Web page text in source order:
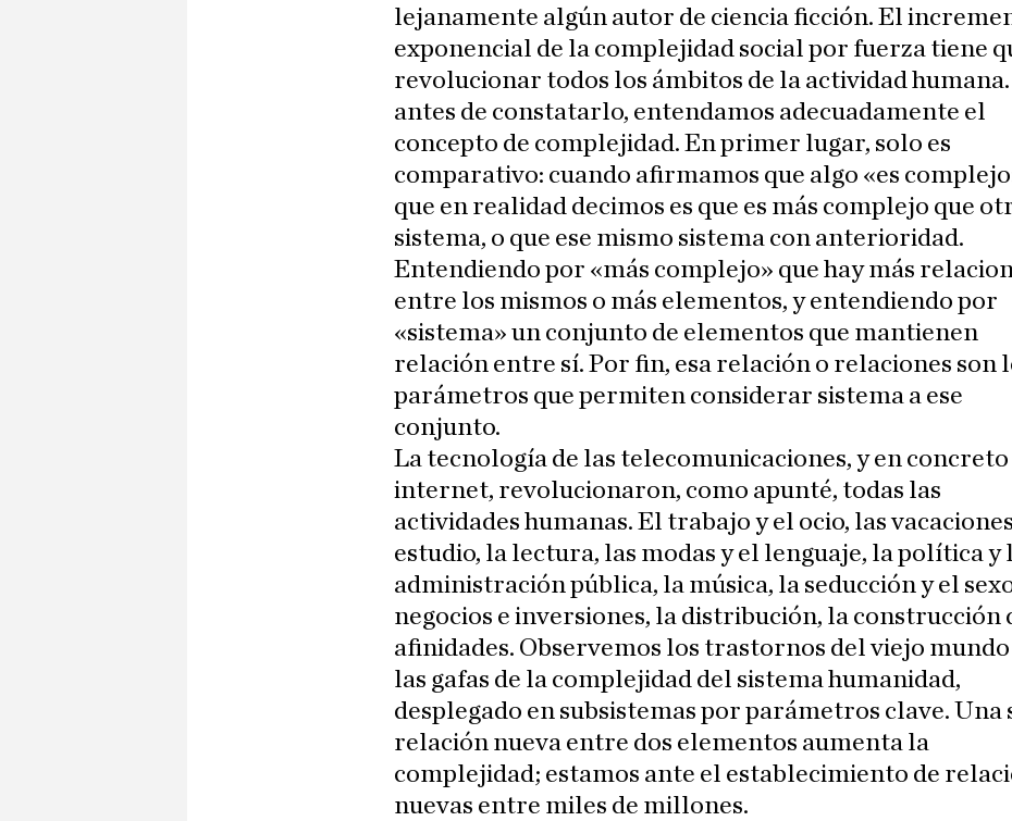
lejanamente algún autor de ciencia ficción. El
exponencial de la complejidad social por fuerza tiene
revolucionar todos los ámbitos de la actividad
antes de constatarlo, entendamos adecuadamente el
concepto de complejidad. En primer lugar, solo es
comparativo: cuando afirmamos que algo «es
que en realidad decimos es que es más complejo que
sistema, o que ese mismo sistema con anterioridad.
Entendiendo por «más complejo» que hay más
entre los mismos o más elementos, y entendiendo por
«sistema» un conjunto de elementos que mantienen
relación entre sí. Por fin, esa relación o relaciones son
parámetros que permiten considerar sistema a ese
conjunto.
La tecnología de las telecomunicaciones, y en concreto
internet, revolucionaron, como apunté, todas las
actividades humanas. El trabajo y el ocio, las
estudio, la lectura, las modas y el lenguaje, la política y
administración pública, la música, la seducción y el
negocios e inversiones, la distribución, la construcción
afinidades. Observemos los trastornos del viejo
las gafas de la complejidad del sistema humanidad,
desplegado en subsistemas por parámetros clave. Una
relación nueva entre dos elementos aumenta la
complejidad; estamos ante el establecimiento de
nuevas entre miles de millones.